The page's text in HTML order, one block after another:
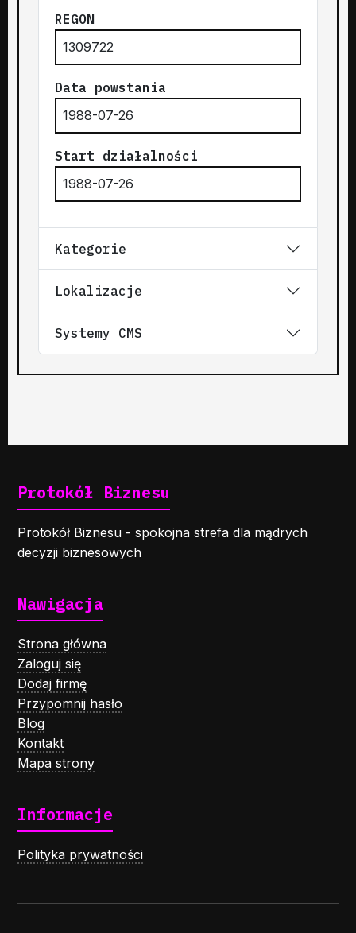
REGON
1309722
Data powstania
1988-07-26
Start działalności
1988-07-26
Kategorie
Lokalizacje
Systemy CMS
Protokół Biznesu
Protokół Biznesu - spokojna strefa dla mądrych
decyzji biznesowych
Nawigacja
Strona główna
Zaloguj się
Dodaj firmę
Przypomnij hasło
Blog
Kontakt
Mapa strony
Informacje
Polityka prywatności